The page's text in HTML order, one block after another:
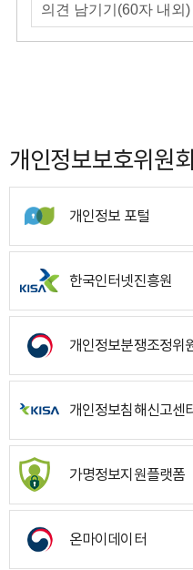
개인정보보호위원
개인정보 포털
한국인터넷진흥원
개인정보분쟁조정위
개인정보침해신고센
가명정보지원플랫폼
온마이데이터